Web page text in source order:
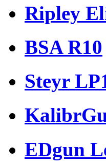
Ripley
BSA R10
Steyr
EDgun